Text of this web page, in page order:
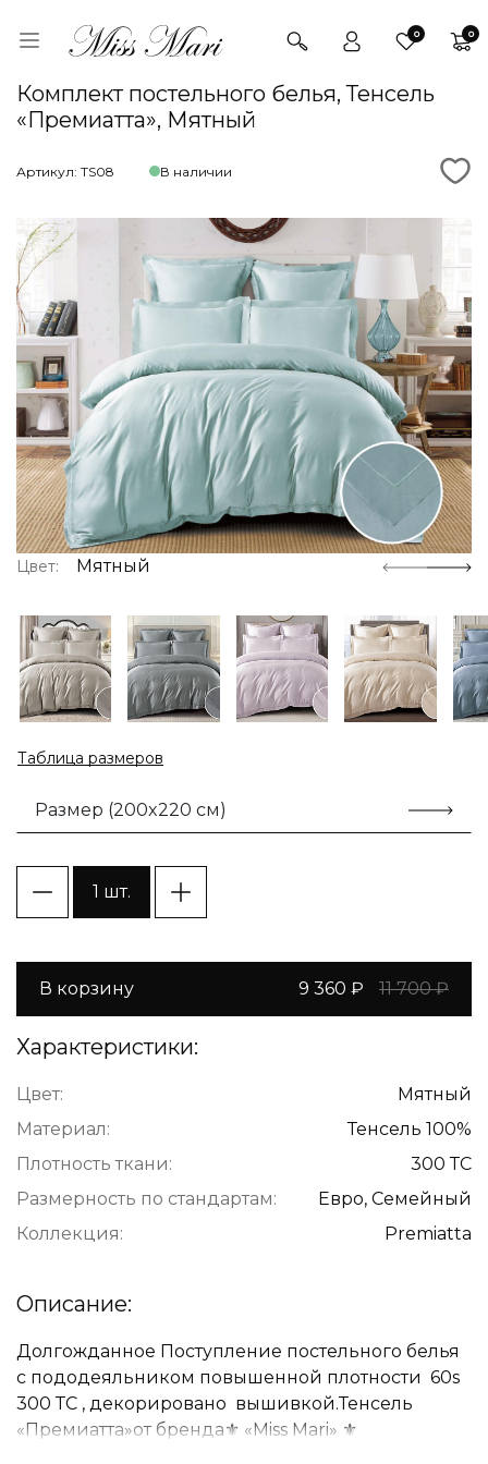
0 0
Комплект постельного белья, Тенсель
«Премиатта», Мятный
Артикул: TS08 В наличии
Цвет: Мятный
Таблица размеров
Размер (200x220 см)
1 шт.
В корзину 9 360 ₽ 11 700 ₽
Характеристики:
Цвет:
Мятный
Материал:
Тенсель 100%
Плотность ткани:
300 ТС
Размерность по стандартам:
Евро, Семейный
Коллекция:
Premiatta
Описание:
Долгожданное Поступление постельного белья
с пододеяльником повышенной плотности 60s
300 ТС , декорировано вышивкой.Тенсель
«Премиатта»от бренда⚜️ «Miss Mari» ⚜️